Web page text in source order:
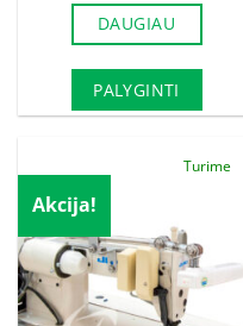
DAUGIAU
PALYGINTI
Akcija!
Turime